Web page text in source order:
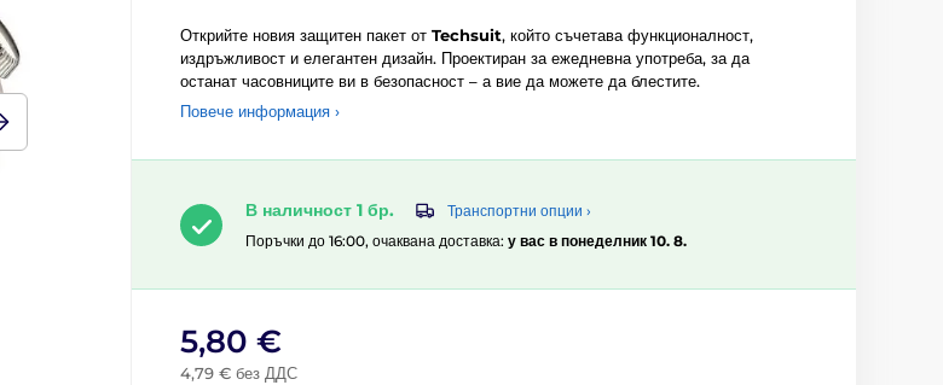
Открийте новия защитен пакет от Techsuit, който съчетава функционалност,
издръжливост и елегантен дизайн. Проектиран за ежедневна употреба, за да
останат часовниците ви в безопасност – а вие да можете да блестите.
Повече информация ›
В наличност 1 бр.
Транспортни опции ›
Поръчки до 16:00, очаквана доставка: у вас в понеделник 10. 8.
5,80 €
4,79 € без ДДС